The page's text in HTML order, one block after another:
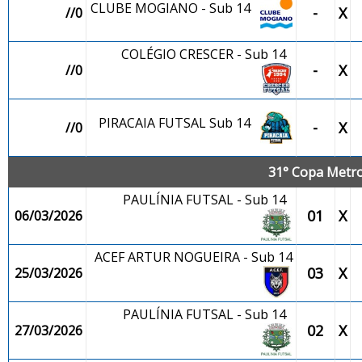
//0 CLUBE MOGIANO - Sub 14 - X
//0
COLÉGIO CRESCER - Sub 14
- X
//0 PIRACAIA FUTSAL Sub 14 - X
31° Copa
06/03/2026
PAULÍNIA FUTSAL - Sub 14
01 X
25/03/2026
ACEF ARTUR NOGUEIRA - Sub 14
03 X
27/03/2026
PAULÍNIA FUTSAL - Sub 14
02 X